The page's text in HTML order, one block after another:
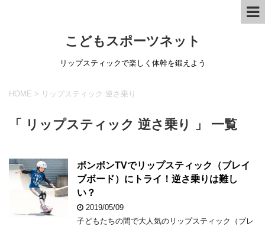
こどもスポーツネット
リップスティックで楽しく体幹を鍛えよう
HOME > リップスティック 逆さ乗り
「 リップスティック 逆さ乗り 」 一覧
ボンボンTVでリップスティック（ブレイ
ブボード）にトライ！逆さ乗りは難し
い？
2019/05/09
子どもたちの間で大人気のリップスティック（ブレ